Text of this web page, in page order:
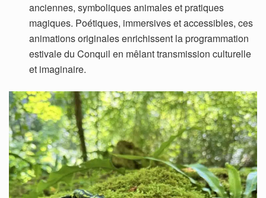
anciennes, symboliques animales et pratiques
magiques. Poétiques, immersives et accessibles, ces
animations originales enrichissent la programmation
estivale du Conquil en mêlant transmission culturelle
et imaginaire.